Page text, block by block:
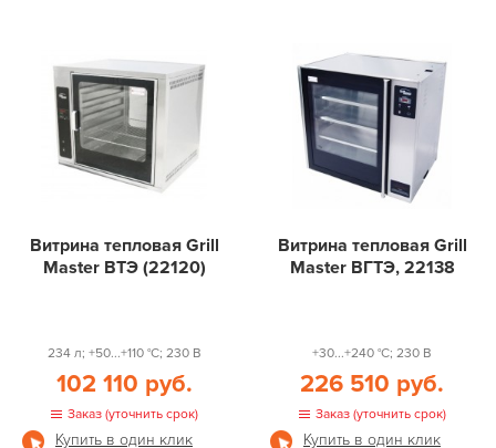
Витрина тепловая Grill
Master ВТЭ (22120)
234 л; +50...+110 °С; 230 В
102 110 руб.
Заказ (уточнить срок)
Купить в один клик
Витрина тепловая Grill
Master ВГТЭ, 22138
+30...+240 °С; 230 В
226 510 руб.
Заказ (уточнить срок)
Купить в один клик